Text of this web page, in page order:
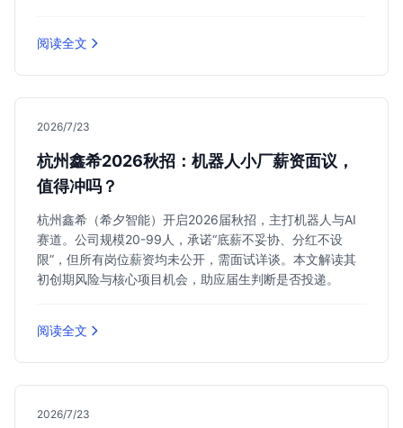
阅读全文
2026/7/23
杭州鑫希2026秋招：机器人小厂薪资面议，
值得冲吗？
杭州鑫希（希夕智能）开启2026届秋招，主打机器人与AI
赛道。公司规模20-99人，承诺“底薪不妥协、分红不设
限”，但所有岗位薪资均未公开，需面试详谈。本文解读其
初创期风险与核心项目机会，助应届生判断是否投递。
阅读全文
2026/7/23